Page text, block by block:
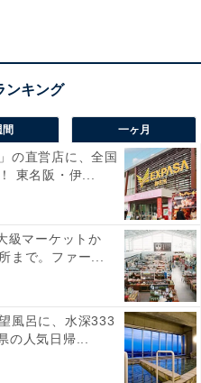
？
な口コミが寄せられてい
間 一ヶ月
の直営店に、全国
東名阪・伊...
級マーケットか
まで。ファー...
風呂に、水深333
の人気日帰...